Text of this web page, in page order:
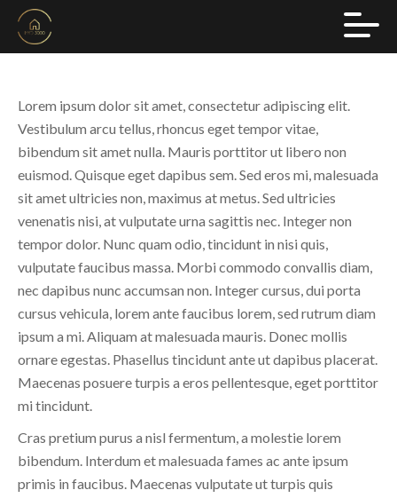
Lorem ipsum dolor sit amet, consectetur adipiscing elit.
Vestibulum arcu tellus, rhoncus eget tempor vitae,
bibendum sit amet nulla. Mauris porttitor ut libero non
euismod. Quisque eget dapibus sem. Sed eros mi, malesuada
sit amet ultricies non, maximus at metus. Sed ultricies
venenatis nisi, at vulputate urna sagittis nec. Integer non
tempor dolor. Nunc quam odio, tincidunt in nisi quis,
vulputate faucibus massa. Morbi commodo convallis diam,
nec dapibus nunc accumsan non. Integer cursus, dui porta
cursus vehicula, lorem ante faucibus lorem, sed rutrum diam
ipsum a mi. Aliquam at malesuada mauris. Donec mollis
ornare egestas. Phasellus tincidunt ante ut dapibus placerat.
Maecenas posuere turpis a eros pellentesque, eget porttitor
mi tincidunt.
Cras pretium purus a nisl fermentum, a molestie lorem
bibendum. Interdum et malesuada fames ac ante ipsum
primis in faucibus. Maecenas vulputate ut turpis quis